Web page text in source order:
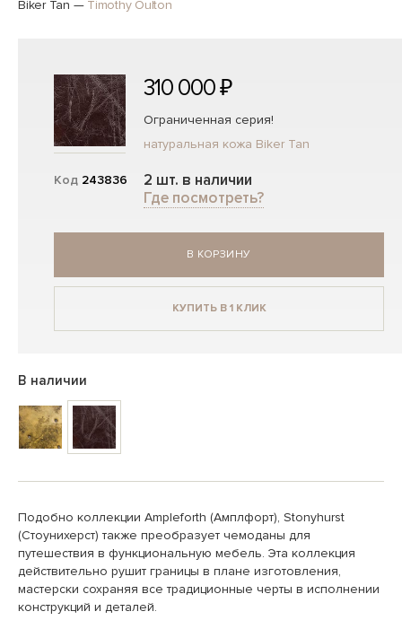
Biker Tan — Timothy Oulton
Код 243836
310 000 ₽
Ограниченная серия!
натуральная кожа Biker Tan
2 шт. в наличии
Где посмотреть?
В КОРЗИНУ
КУПИТЬ В 1 КЛИК
В наличии
Подобно коллекции Ampleforth (Амплфорт), Stonyhurst
(Стоунихерст) также преобразует чемоданы для
путешествия в функциональную мебель. Эта коллекция
действительно рушит границы в плане изготовления,
мастерски сохраняя все традиционные черты в исполнении
конструкций и деталей.